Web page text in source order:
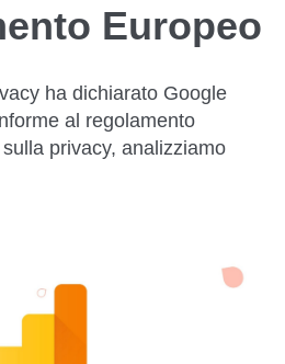
Europeo
ha dichiarato Google
al regolamento
privacy, analizziamo